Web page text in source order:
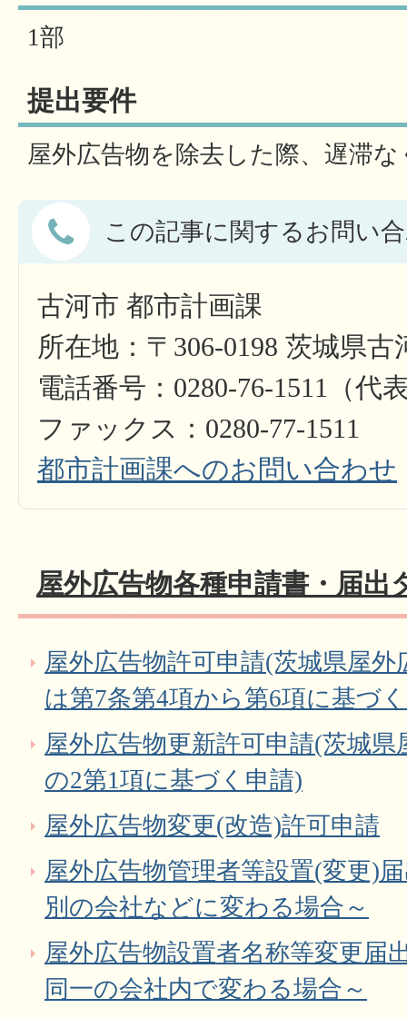
1部
提出要件
屋外広告物を除去した際、遅滞
この記事に関するお問い
古河市 都市計画課
所在地：〒306-0198 茨城県古
電話番号：0280-76-1511（代
ファックス：0280-77-1511
都市計画課へのお問い合わせ
屋外広告物各種申請書・届出
屋外広告物許可申請(茨城県屋
は第7条第4項から第6項に基づ
屋外広告物更新許可申請(茨城県
の2第1項に基づく申請)
屋外広告物変更(改造)許可申請
屋外広告物管理者等設置(変更)
別の会社などに変わる場合～
屋外広告物設置者名称等変更届
同一の会社内で変わる場合～